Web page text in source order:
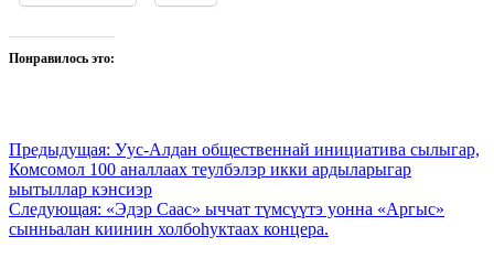
Понравилось это:
Навигация
по
записям
Предыдущая: Уус-Алдан общественнай инициатива сылыгар,
Комсомол 100 аналлаах теулбэлэр икки ардыларыгар
ыытыллар кэнсиэр
Следующая: «Эдэр Саас» ыччат түмсүүтэ уонна «Аргыс»
сынньалан киинин холбоһуктаах концера.